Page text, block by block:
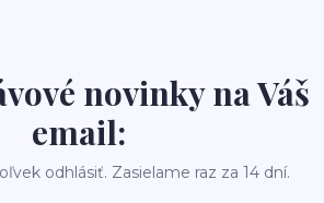
novinky na Váš
email:
odhlásiť. Zasielame raz za 14 dní.